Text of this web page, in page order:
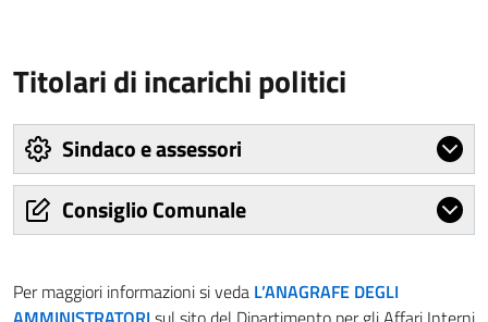
Titolari di incarichi politici
Sindaco e assessori
Consiglio Comunale
Per maggiori informazioni si veda L’ANAGRAFE DEGLI